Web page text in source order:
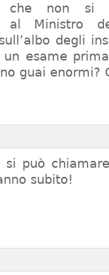
che non
Ministro
degli
esame
guai enormi?
si può
subito!